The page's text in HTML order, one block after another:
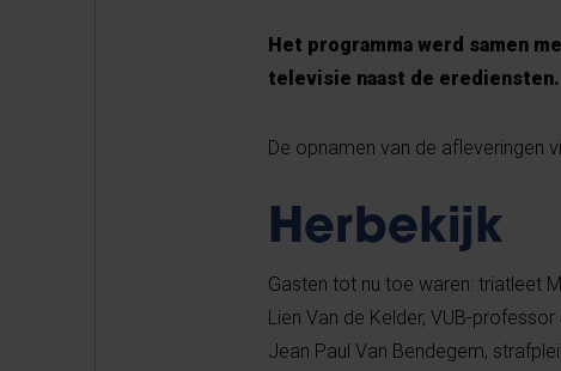
Het programma werd samen
televisie naast de erediensten.
De opnamen van de afleveringen
Herbekijk
Gasten tot nu toe waren: triatleet
Lien Van de Kelder, VUB-
Jean Paul Van Bendegem,